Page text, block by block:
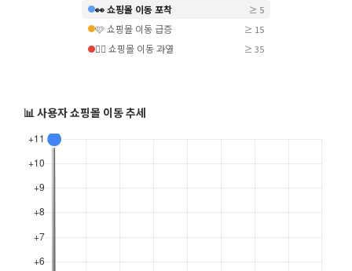
👀 쇼핑몰 이동 포착 ≥ 5
🩷 쇼핑몰 이동 급증 ≥ 15
❤️‍🔥 쇼핑몰 이동 과열 ≥ 35
📊 사용자 쇼핑몰 이동 추세